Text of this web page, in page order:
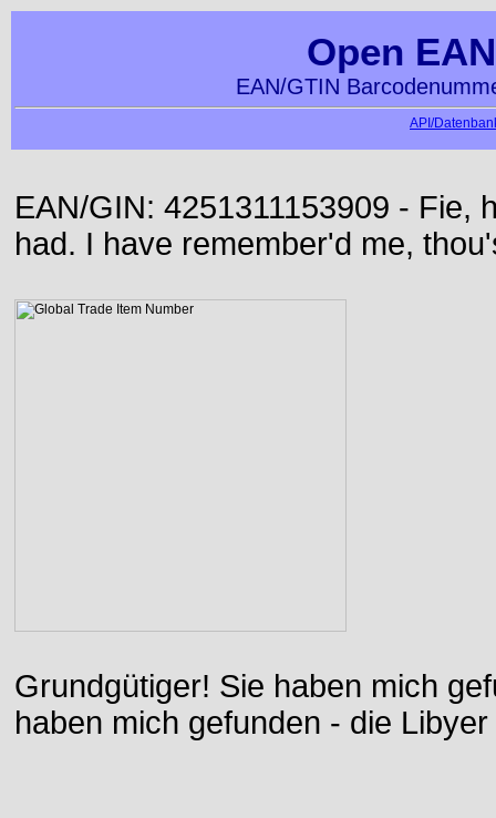
Open
EAN/GTIN
API/
EAN/GIN: 4251311153909 - Fie,
had. I have remember'd me,
Grundgütiger! Sie haben mich
haben mich gefunden - die